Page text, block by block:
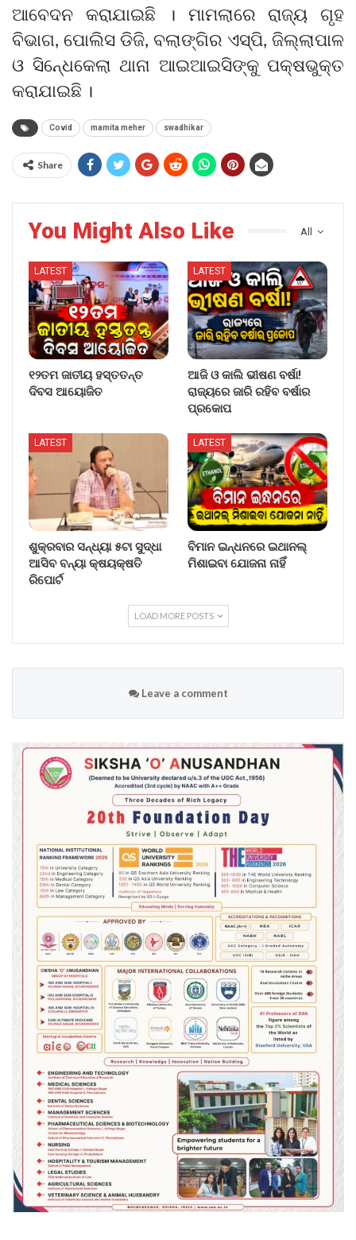
ଆବେଦନ କରାଯାଇଛି । ମାମଲାରେ ରାଜ୍ୟ ଗୃହ
ବିଭାଗ, ପୋଲିସ ଡିଜି, ବଲାଙ୍ଗିର ଏସ୍ପି, ଜିଲ୍ଲାପାଳ
ଓ ସିନେ୍ଧକେଲା ଥାନା ଆଇଆଇସିଙ୍କୁ ପକ୍ଷଭୁକ୍ତ
କରାଯାଇଛି ।
Covid mamita meher swadhikar
Share
All
You Might Also Like
LATEST
୧୨ତମ ଜାତୀୟ ହସ୍ତତନ୍ତ
ଦିବସ ଆୟୋଜିତ
LATEST
ଆଜି ଓ କାଲି ଭୀଷଣ ବର୍ଷା!
ରାଜ୍ୟରେ ଜାରି ରହିବ ବର୍ଷାର
ପ୍ରକୋପ
LATEST
ଶୁକ୍ରବାର ସନ୍ଧ୍ୟା ୫ଟା ସୁଦ୍ଧା
ଆସିବ ବନ୍ୟା କ୍ଷୟକ୍ଷତି
ରିପୋର୍ଟ
LATEST
ବିମାନ ଇନ୍ଧନରେ ଇଥାନଲ୍
ମିଶାଇବା ଯୋଜନା ନାହିଁ
LOAD MORE POSTS
Leave a comment